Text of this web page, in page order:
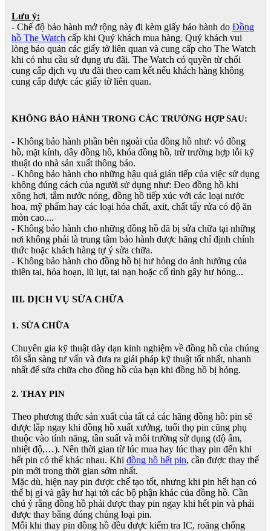
Lưu ý:
- Chế độ bảo hành mở rộng này đi kèm giấy bảo hành do Đồng
hồ The Watch cấp khi Quý khách mua hàng. Quý khách vui
lòng bảo quản các giấy tờ liên quan và cung cấp cho The Watch
khi có nhu cầu sử dụng ưu đãi. The Watch có quyền từ chối
cung cấp dịch vụ ưu đãi theo cam kết nếu khách hàng không
cung cấp được các giấy tờ liên quan.
KHÔNG BẢO HÀNH TRONG CÁC TRƯỜNG HỢP SAU:
- Không bảo hành phần bên ngoài của đồng hồ như: vỏ đồng
hồ, mặt kính, dây đồng hồ, khóa đồng hồ, trừ trường hợp lỗi kỹ
thuật do nhà sản xuất thông báo.
- Không bảo hành cho những hậu quả gián tiếp của việc sử dụng
không đúng cách của người sử dụng như: Đeo đồng hồ khi
xông hơi, tắm nước nóng, đồng hồ tiếp xúc với các loại nước
hoa, mỹ phẩm hay các loại hóa chất, axit, chất tẩy rửa có độ ăn
mòn cao....
- Không bảo hành cho những đồng hồ đã bị sửa chữa tại những
nơi không phải là trung tâm bảo hành được hãng chỉ định chính
thức hoặc khách hàng tự ý sửa chữa.
- Không bảo hành cho đồng hồ bị hư hỏng do ảnh hưởng của
thiên tai, hỏa hoạn, lũ lụt, tai nạn hoặc cố tình gây hư hỏng...
III. DỊCH VỤ SỬA CHỮA
1. SỬA CHỮA
Chuyên gia kỹ thuật dày dạn kinh nghiệm về đồng hồ của chúng
tôi sẵn sàng tư vấn và đưa ra giải pháp kỹ thuật tốt nhất, nhanh
nhất để sửa chữa cho đồng hồ của bạn khi đồng hồ bị hỏng.
2. THAY PIN
Theo phương thức sản xuất của tất cả các hãng đồng hồ: pin sẽ
được lắp ngay khi đồng hồ xuất xưởng, tuổi thọ pin cũng phụ
thuộc vào tính năng, tần suất và môi trường sử dụng (độ ẩm,
nhiệt độ,…). Nên thời gian từ lúc mua hay lúc thay pin đến khi
hết pin có thể khác nhau. Khi đồng hồ hết pin, cần được thay thế
pin mới trong thời gian sớm nhất.
Mặc dù, hiện nay pin được chế tạo tốt, nhưng khi pin hết hạn có
thể bị gỉ và gây hư hại tới các bộ phận khác của đồng hồ. Cần
chú ý rằng đồng hồ phải được thay pin ngay khi hết pin và phải
được thay bằng đúng chủng loại pin.
Mỗi khi thay pin đồng hồ đều được kiểm tra IC, roăng chống